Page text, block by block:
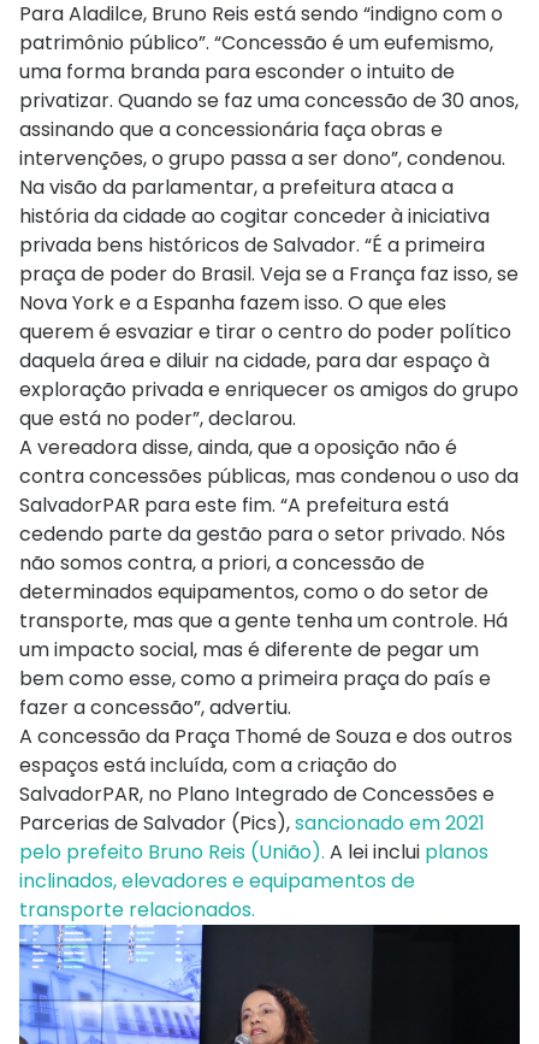
Para Aladilce, Bruno Reis está sendo “indigno com o
patrimônio público”. “Concessão é um eufemismo,
uma forma branda para esconder o intuito de
privatizar. Quando se faz uma concessão de 30 anos,
assinando que a concessionária faça obras e
intervenções, o grupo passa a ser dono”, condenou.
Na visão da parlamentar, a prefeitura ataca a
história da cidade ao cogitar conceder à iniciativa
privada bens históricos de Salvador. “É a primeira
praça de poder do Brasil. Veja se a França faz isso, se
Nova York e a Espanha fazem isso. O que eles
querem é esvaziar e tirar o centro do poder político
daquela área e diluir na cidade, para dar espaço à
exploração privada e enriquecer os amigos do grupo
que está no poder”, declarou.
A vereadora disse, ainda, que a oposição não é
contra concessões públicas, mas condenou o uso da
SalvadorPAR para este fim. “A prefeitura está
cedendo parte da gestão para o setor privado. Nós
não somos contra, a priori, a concessão de
determinados equipamentos, como o do setor de
transporte, mas que a gente tenha um controle. Há
um impacto social, mas é diferente de pegar um
bem como esse, como a primeira praça do país e
fazer a concessão”, advertiu.
A concessão da Praça Thomé de Souza e dos outros
espaços está incluída, com a criação do
SalvadorPAR, no Plano Integrado de Concessões e
Parcerias de Salvador (Pics),sancionado em 2021
pelo prefeito Bruno Reis (União). A lei inclui planos
inclinados, elevadores e equipamentos de
transporte relacionados.